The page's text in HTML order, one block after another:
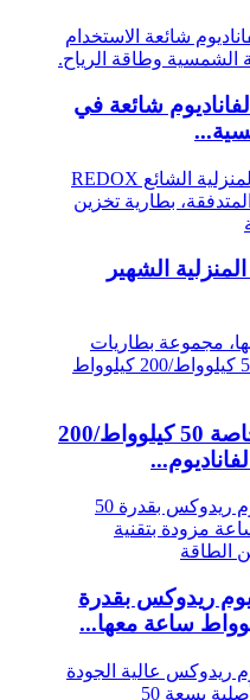
شائعة في
الشهير
تقنيتها الأساسية الخاصة 50 كيلوواط/200
ريدوكس بقدرة